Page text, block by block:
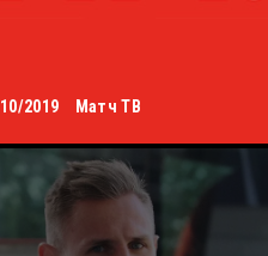
2019 Матч ТВ